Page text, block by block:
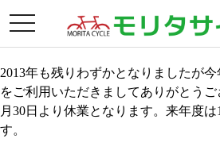
toggle
月別アーカイブ: 2013年
年末年始の休業日
2013年も残りわずかとなりましたが今
をご利用いただきましてありがとう
月30日より休業となります。来年度
す。